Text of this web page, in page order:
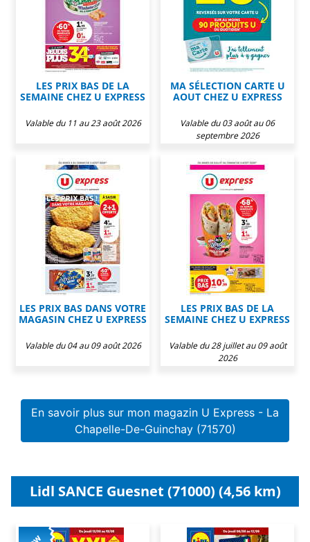
LES PRIX BAS DE LA
SEMAINE CHEZ U EXPRESS
Valable du 11 au 23 août 2026
MA SÉLECTION CARTE U
AOUT CHEZ U EXPRESS
Valable du 03 août au 06
septembre 2026
LES PRIX BAS DANS VOTRE
MAGASIN CHEZ U EXPRESS
Valable du 04 au 09 août 2026
LES PRIX BAS DE LA
SEMAINE CHEZ U EXPRESS
Valable du 28 juillet au 09 août
2026
En savoir plus sur mon magazin U Express - La
Chapelle-De-Guinchay (71570)
Lidl SANCE Guesnet (71000) (4,56 km)